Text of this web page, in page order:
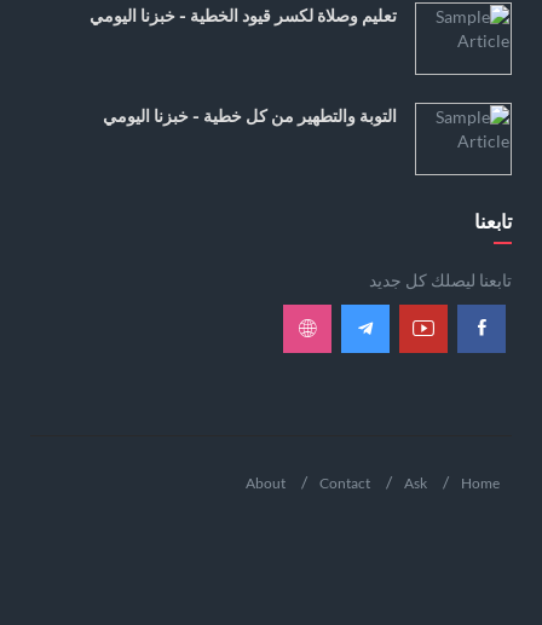
تعليم وصلاة لكسر قيود الخطية - خبزنا اليومي
التوبة والتطهير من كل خطية - خبزنا اليومي
تابعنا
تابعنا ليصلك كل جديد
Home
Ask
Contact
About